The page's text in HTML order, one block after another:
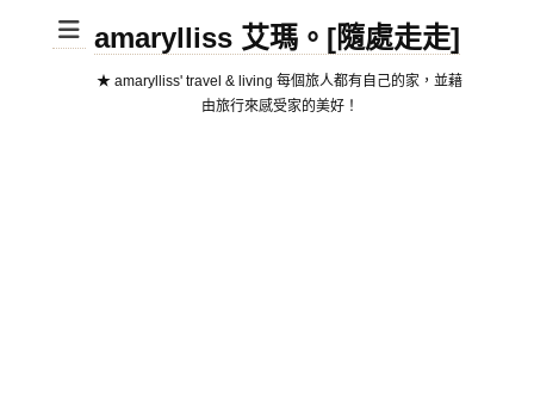
amarylliss 艾瑪。[隨處走走]
★ amarylliss' travel & living 每個旅人都有自己的家，並藉
由旅行來感受家的美好！